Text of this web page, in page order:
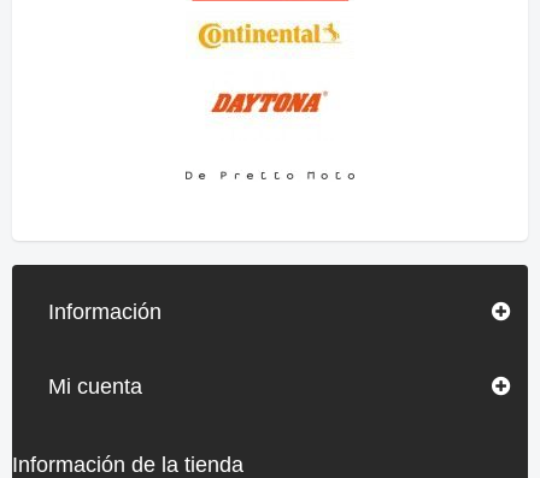
Información
Mi cuenta
Información de la tienda